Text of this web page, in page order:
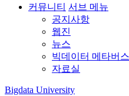
커뮤니티 서브 메뉴
공지사항
웹진
뉴스
빅데이터 메타버스
자료실
Bigdata University